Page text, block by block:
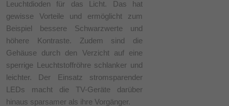
Leuchtdioden für das Licht. Das hat
gewisse Vorteile und ermöglicht zum
Beispiel bessere Schwarzwerte und
höhere Kontraste. Zudem sind die
Gehäuse durch den Verzicht auf eine
sperrige Leuchtstoffröhre schlanker und
leichter. Der Einsatz stromsparender
LEDs macht die TV-Geräte darüber
hinaus sparsamer als ihre Vorgänger.